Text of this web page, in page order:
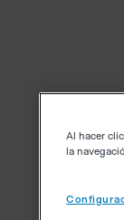
Al hacer clic
la